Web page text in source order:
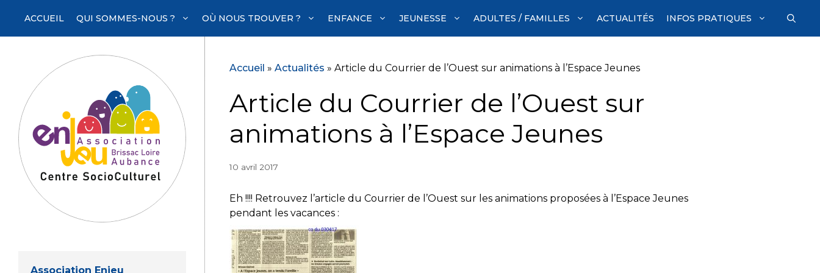
contenu
ACCUEIL QUI SOMMES-NOUS ? OÙ NOUS TROUVER ? ENFANCE JEUNESSE ADULTES / FAMILLES ACTUALITÉS INFOS PRATIQUES
Accueil » Actualités » Article du Courrier de l’Ouest sur animations à l’Espace Jeunes
Article du Courrier de l’Ouest sur
animations à l’Espace Jeunes
10 avril 2017
Eh !!!! Retrouvez l’article du Courrier de l’Ouest sur les animations proposées à l’Espace Jeunes
pendant les vacances :
Association Enjeu